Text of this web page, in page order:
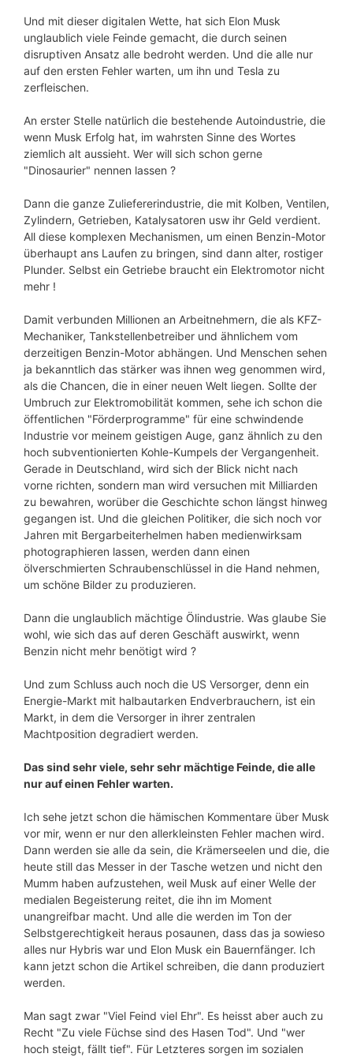
Und mit dieser digitalen Wette, hat sich Elon Musk
unglaublich viele Feinde gemacht, die durch seinen
disruptiven Ansatz alle bedroht werden. Und die alle nur
auf den ersten Fehler warten, um ihn und Tesla zu
zerfleischen.
An erster Stelle natürlich die bestehende Autoindustrie, die
wenn Musk Erfolg hat, im wahrsten Sinne des Wortes
ziemlich alt aussieht. Wer will sich schon gerne
"Dinosaurier" nennen lassen ?
Dann die ganze Zuliefererindustrie, die mit Kolben, Ventilen,
Zylindern, Getrieben, Katalysatoren usw ihr Geld verdient.
All diese komplexen Mechanismen, um einen Benzin-Motor
überhaupt ans Laufen zu bringen, sind dann alter, rostiger
Plunder. Selbst ein Getriebe braucht ein Elektromotor nicht
mehr !
Damit verbunden Millionen an Arbeitnehmern, die als KFZ-
Mechaniker, Tankstellenbetreiber und ähnlichem vom
derzeitigen Benzin-Motor abhängen. Und Menschen sehen
ja bekanntlich das stärker was ihnen weg genommen wird,
als die Chancen, die in einer neuen Welt liegen. Sollte der
Umbruch zur Elektromobilität kommen, sehe ich schon die
öffentlichen "Förderprogramme" für eine schwindende
Industrie vor meinem geistigen Auge, ganz ähnlich zu den
hoch subventionierten Kohle-Kumpels der Vergangenheit.
Gerade in Deutschland, wird sich der Blick nicht nach
vorne richten, sondern man wird versuchen mit Milliarden
zu bewahren, worüber die Geschichte schon längst hinweg
gegangen ist. Und die gleichen Politiker, die sich noch vor
Jahren mit Bergarbeiterhelmen haben medienwirksam
photographieren lassen, werden dann einen
ölverschmierten Schraubenschlüssel in die Hand nehmen,
um schöne Bilder zu produzieren.
Dann die unglaublich mächtige Ölindustrie. Was glaube Sie
wohl, wie sich das auf deren Geschäft auswirkt, wenn
Benzin nicht mehr benötigt wird ?
Und zum Schluss auch noch die US Versorger, denn ein
Energie-Markt mit halbautarken Endverbrauchern, ist ein
Markt, in dem die Versorger in ihrer zentralen
Machtposition degradiert werden.
Das sind sehr viele, sehr sehr mächtige Feinde, die alle
nur auf einen Fehler warten.
Ich sehe jetzt schon die hämischen Kommentare über Musk
vor mir, wenn er nur den allerkleinsten Fehler machen wird.
Dann werden sie alle da sein, die Krämerseelen und die, die
heute still das Messer in der Tasche wetzen und nicht den
Mumm haben aufzustehen, weil Musk auf einer Welle der
medialen Begeisterung reitet, die ihn im Moment
unangreifbar macht. Und alle die werden im Ton der
Selbstgerechtigkeit heraus posaunen, dass das ja sowieso
alles nur Hybris war und Elon Musk ein Bauernfänger. Ich
kann jetzt schon die Artikel schreiben, die dann produziert
werden.
Man sagt zwar "Viel Feind viel Ehr". Es heisst aber auch zu
Recht "Zu viele Füchse sind des Hasen Tod". Und "wer
hoch steigt, fällt tief". Für Letzteres sorgen im sozialen